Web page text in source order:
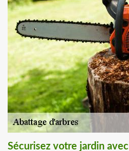
Sécurisez votre jardin